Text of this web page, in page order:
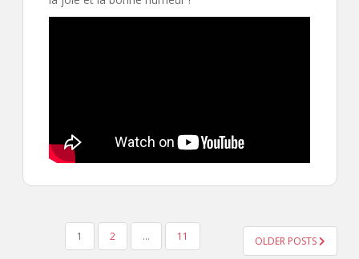
PAGINATION
PUBLICATIONS
1 2 … 11 OLDER POSTS